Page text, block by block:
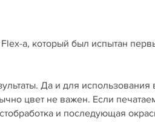
а, который был испытан
Да и для использования
цвет не важен. Если
и последующая